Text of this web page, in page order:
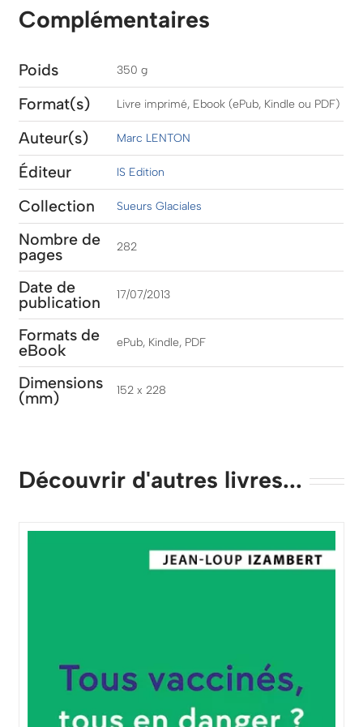
Complémentaires
Poids 350 g
Format(s) Livre imprimé, Ebook (ePub, Kindle ou PDF)
Auteur(s) Marc LENTON
Éditeur IS Edition
Collection Sueurs Glaciales
Nombre de
pages 282
Date de
publication 17/07/2013
Formats de
eBook ePub, Kindle, PDF
Dimensions
(mm) 152 x 228
Découvrir d'autres livres...